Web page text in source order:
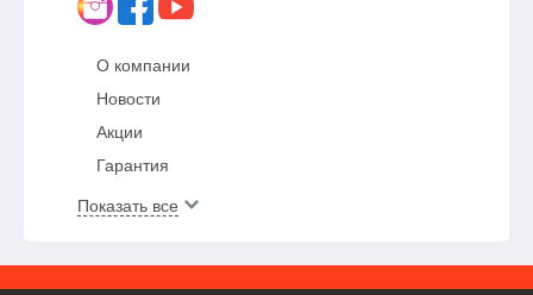
О компании
Новости
Акции
Гарантия
Показать все